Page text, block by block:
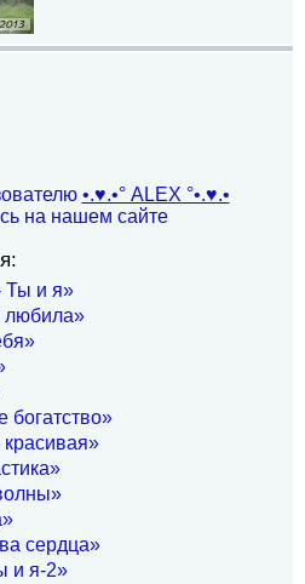
•.♥.•° ALEX °•.♥.•
на нашем сайте
и я»
любила»
сердца»
и я-2»